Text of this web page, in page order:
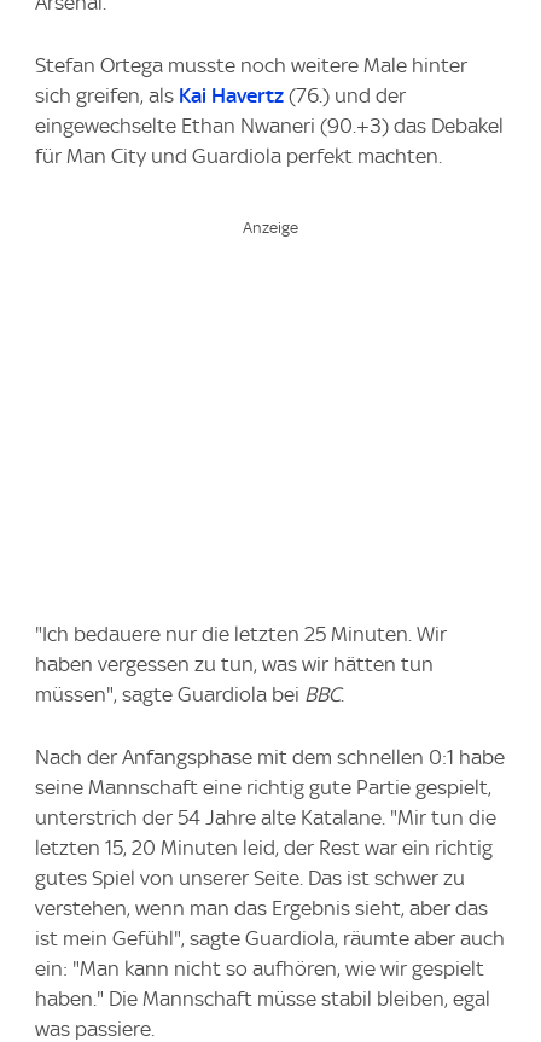
Stefan Ortega musste noch weitere Male hinter
sich greifen, als Kai Havertz (76.) und der
eingewechselte Ethan Nwaneri (90.+3) das Debakel
für Man City und Guardiola perfekt machten.
"Ich bedauere nur die letzten 25 Minuten. Wir
haben vergessen zu tun, was wir hätten tun
müssen", sagte Guardiola bei BBC.
Nach der Anfangsphase mit dem schnellen 0:1 habe
seine Mannschaft eine richtig gute Partie gespielt,
unterstrich der 54 Jahre alte Katalane. "Mir tun die
letzten 15, 20 Minuten leid, der Rest war ein richtig
gutes Spiel von unserer Seite. Das ist schwer zu
verstehen, wenn man das Ergebnis sieht, aber das
ist mein Gefühl", sagte Guardiola, räumte aber auch
ein: "Man kann nicht so aufhören, wie wir gespielt
haben." Die Mannschaft müsse stabil bleiben, egal
was passiere.